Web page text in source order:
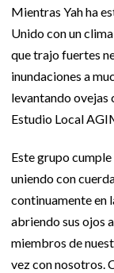
Mientras Yah ha
Unido con un
que trajo fuertes
inundaciones a
levantando ovejas
Estudio Local
Este grupo cumple
uniendo con
continuamente en
abriendo sus ojos
miembros de
vez con nosotros.